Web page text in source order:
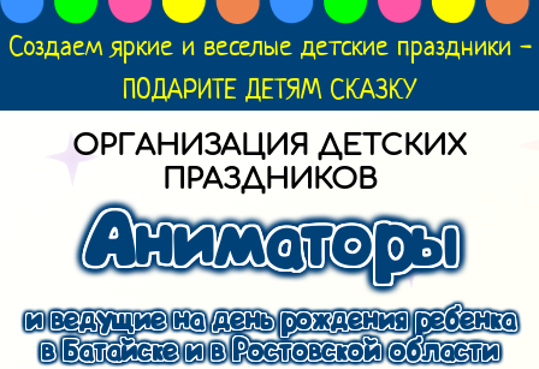
Создаем яркие и веселые детские праздники -
ПОДАРИТЕ ДЕТЯМ СКАЗКУ
ОРГАНИЗАЦИЯ ДЕТСКИХ
ПРАЗДНИКОВ
Аниматоры
и ведущие на день рождения ребенка
в Батайске и в Ростовской области